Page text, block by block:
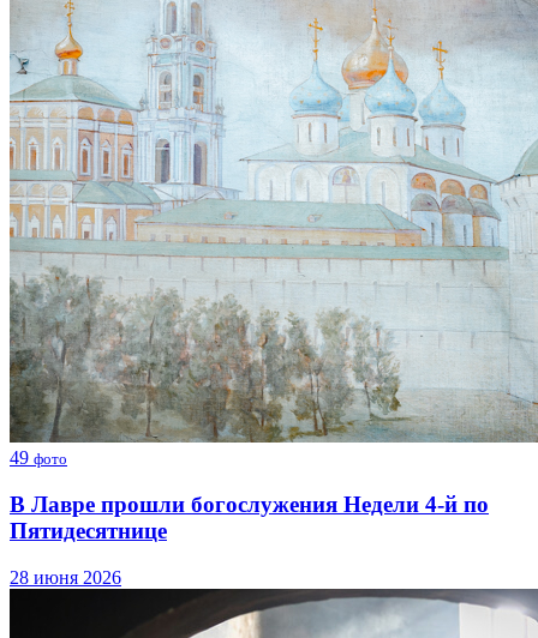
49 фото
В Лавре прошли богослужения Недели 4-й по
Пятидесятнице
28 июня 2026